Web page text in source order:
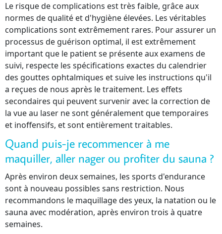
Le risque de complications est très faible, grâce aux
normes de qualité et d'hygiène élevées. Les véritables
complications sont extrêmement rares. Pour assurer un
processus de guérison optimal, il est extrêmement
important que le patient se présente aux examens de
suivi, respecte les spécifications exactes du calendrier
des gouttes ophtalmiques et suive les instructions qu'il
a reçues de nous après le traitement. Les effets
secondaires qui peuvent survenir avec la correction de
la vue au laser ne sont généralement que temporaires
et inoffensifs, et sont entièrement traitables.
Quand puis-je recommencer à me
maquiller, aller nager ou profiter du sauna ?
Après environ deux semaines, les sports d'endurance
sont à nouveau possibles sans restriction. Nous
recommandons le maquillage des yeux, la natation ou le
sauna avec modération, après environ trois à quatre
semaines.